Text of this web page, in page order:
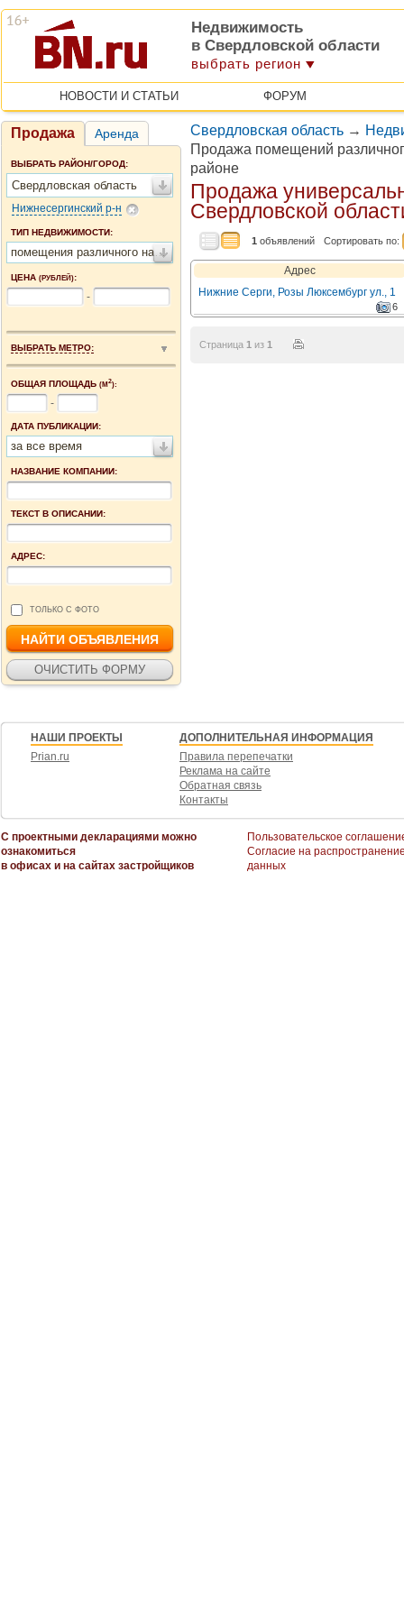
Недвижимость
в Свердловской области
выбрать регион
НОВОСТИ И СТАТЬИ ФОРУМ
Продажа Аренда
ВЫБРАТЬ РАЙОН/ГОРОД:
Свердловская область
Нижнесергинский р-н
ТИП НЕДВИЖИМОСТИ:
помещения различного назначения
ЦЕНА (РУБЛЕЙ):
-
ВЫБРАТЬ МЕТРО:
ОБЩАЯ ПЛОЩАДЬ (М2):
-
ДАТА ПУБЛИКАЦИИ:
за все время
НАЗВАНИЕ КОМПАНИИ:
ТЕКСТ В ОПИСАНИИ:
АДРЕС:
ТОЛЬКО С ФОТО
Свердловская область →
Продажа помещений
районе
Продажа
Свердловской
1 объявлений Сортировать по:
Адрес
Нижние Серги, Розы Люксембург ул., 1
6
Страница 1 из 1
НАШИ ПРОЕКТЫ
Prian.ru
ДОПОЛНИТЕЛЬНАЯ ИНФОРМАЦИЯ
Правила перепечатки
Реклама на сайте
Обратная связь
Контакты
С проектными декларациями можно
ознакомиться
в офисах и на сайтах застройщиков
Пользовательское
Согласие на
данных